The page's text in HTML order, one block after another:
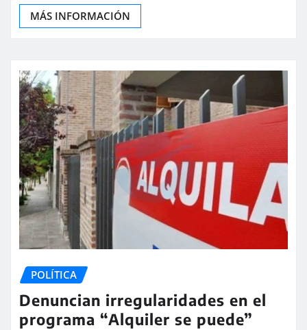
MÁS INFORMACIÓN
POLÍTICA
Denuncian irregularidades en el
programa “Alquiler se puede”